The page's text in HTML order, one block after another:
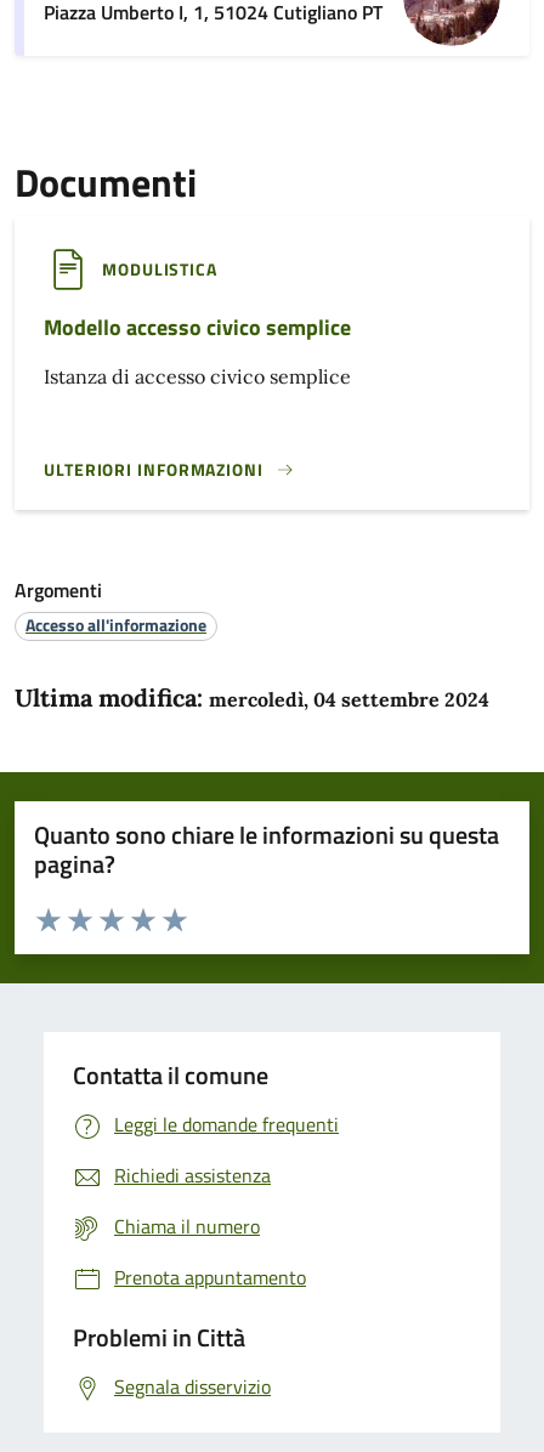
Piazza Umberto I, 1, 51024 Cutigliano PT
Documenti
MODULISTICA
Modello accesso civico semplice
Istanza di accesso civico semplice
ULTERIORI INFORMAZIONI
MODELLO ACCESSO CIVICO SEMPLICE}
Argomenti
Accesso all'informazione
Ultima modifica: mercoledì, 04 settembre 2024
Quanto sono chiare le informazioni su questa
pagina?
Domanda
Valuta da 1 a 5 stelle la pagina
Valuta 5 stelle su 5
Valuta 4 stelle su 5
Valuta 3 stelle su 5
Valuta 2 stelle su 5
Valuta 1 stelle su 5
Contatta il comune
Leggi le domande frequenti
Richiedi assistenza
Chiama il numero
Prenota appuntamento
Problemi in Città
Segnala disservizio